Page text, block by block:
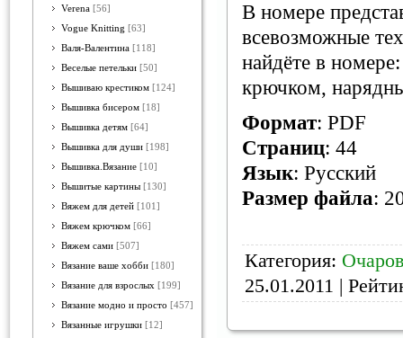
Verena [56]
Vogue Knitting [63]
Валя-Валентина [118]
Веселые петельки [50]
Вышиваю крестиком [124]
Вышивка бисером [18]
Вышивка детям [64]
Вышивка для души [198]
Вышивка.Вязание [10]
Вышитые картины [130]
Вяжем для детей [101]
Вяжем крючком [66]
Вяжем сами [507]
Вязание ваше хобби [180]
Вязание для взрослых [199]
Вязание модно и просто [457]
Вязанные игрушки [12]
В номере
всевозможные
найдёте в
крючком,
Формат: PDF
Страниц: 44
Язык: Русский
Размер файла:
Категория:
25.01.2011 |